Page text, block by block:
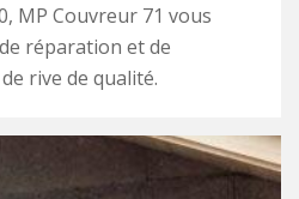
MP Couvreur 71 vous
réparation et de
rive de qualité.